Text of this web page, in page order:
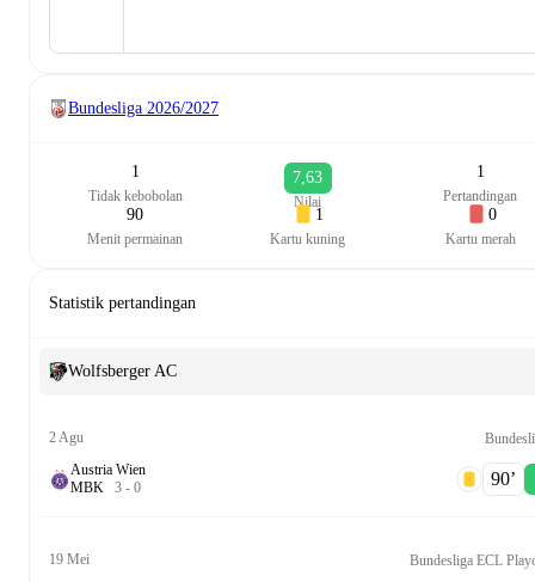
Bundesliga 2026/2027
1
Tidak kebobolan
7,63
Nilai
1
Pertandingan
90
Menit permainan
1
Kartu kuning
0
Kartu merah
Statistik pertandingan
Wolfsberger AC
2 Agu
Austria Wien
MBK 3 - 0 90‎’‎
19 Mei
Bundesliga ECL